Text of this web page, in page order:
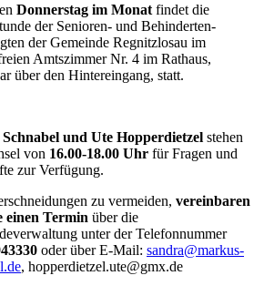
Donnerstag im Monat findet die
der Senioren- und Behinderten-
der Gemeinde Regnitzlosau im
Amtszimmer Nr. 4 im Rathaus,
über den Hintereingang, statt.
und Ute Hopperdietzel stehen
von 16.00-18.00 Uhr für Fragen und
zur Verfügung.
zu vermeiden, vereinbaren
einen Termin über die
unter der Telefonnummer
oder über E-Mail: sandra@markus-
, hopperdietzel.ute@gmx.de